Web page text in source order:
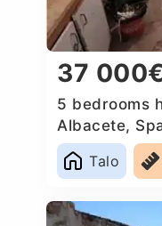
37
5 bedrooms
Albacete,
Talo